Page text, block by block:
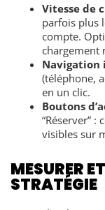
Vitesse de
parfois plus
compte.
chargement
(téléphone,
en un clic.
Boutons
“Réserver”
visibles sur
MESURER
STRATÉGIE